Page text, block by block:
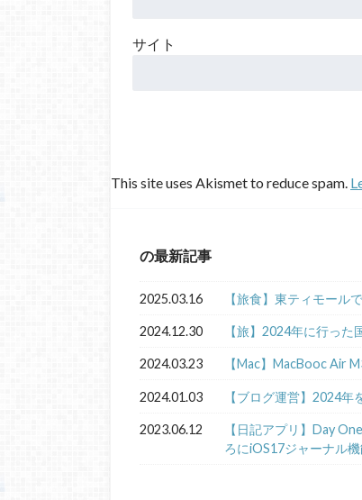
サイト
This site uses Akismet to reduce spam.
の最新記事
2025.03.16 【旅食】東ティモール
2024.12.30 【旅】2024年に行った
2024.03.23 【Mac】MacBooc Air
2024.01.03 【ブログ運営】2024年
2023.06.12
【日記アプリ】Day
ろにiOS17ジャーナル